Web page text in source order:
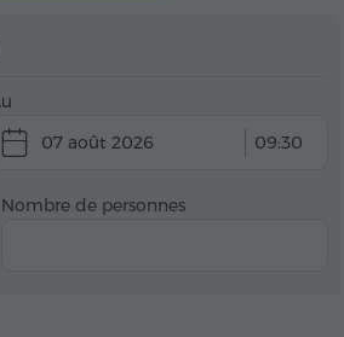
07 août 2026
09:30
Nombre de personnes